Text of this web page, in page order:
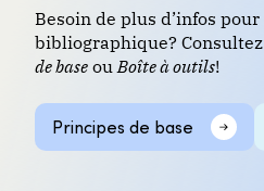
Besoin de plus d’infos
bibliographique?
de baseou Boîte à outils!
Principes de base